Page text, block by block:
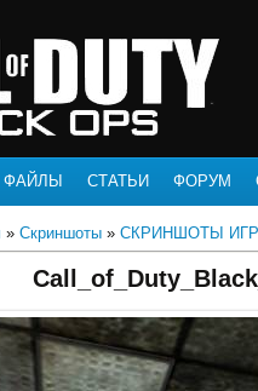
ФАЙЛЫ СТАТЬИ ФОРУМ
» Скриншоты » СКРИНШОТЫ